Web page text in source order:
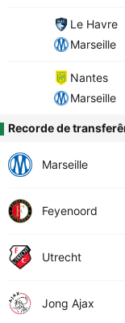
Le Havre
Marseille
Nantes
Marseille
Recorde de
Marseille
Feyenoord
Utrecht
Jong Ajax